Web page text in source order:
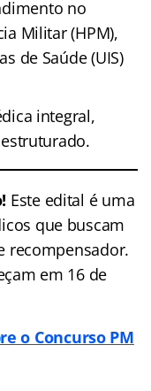
no
Militar (HPM),
de Saúde (UIS)
integral,
Este edital é uma
que buscam
recompensador.
em 16 de
o Concurso PM